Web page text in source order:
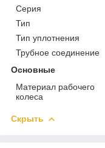
Серия
Тип
Тип уплотнения
Трубное соединение
Основные
Материал рабочего
колеса
Скрыть